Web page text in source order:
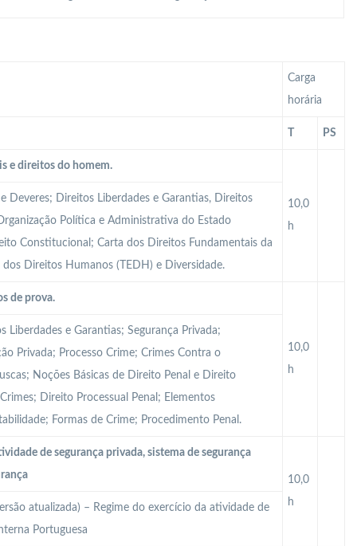
Carga
horária
PS
e direitos do homem.
10,0
h
Deveres; Direitos Liberdades e Garantias, Direitos
Política e Administrativa do Estado
Constitucional; Carta dos Direitos Fundamentais da
Direitos Humanos (TEDH) e Diversidade.
de prova.
10,0
h
Liberdades e Garantias; Segurança Privada;
Privada; Processo Crime; Crimes Contra o
Noções Básicas de Direito Penal e Direito
Direito Processual Penal; Elementos
Formas de Crime; Procedimento Penal.
de segurança privada, sistema de segurança
10,0
h
atualizada) – Regime do exercício da atividade de
Portuguesa